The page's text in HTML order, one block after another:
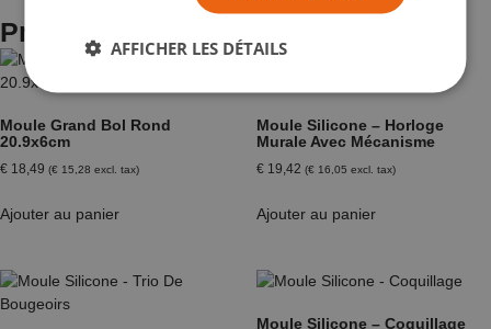
Produits apparentés
Moule Grand Bol Rond
20.9x6cm
€ 18,49 (€ 15,28 excl. tax)
Ajouter au panier
Moule Silicone – Horloge
Murale Avec Mécanisme
€ 19,42 (€ 16,05 excl. tax)
Ajouter au panier
Moule Silicone – Coquillage
AFFICHER LES DÉTAILS